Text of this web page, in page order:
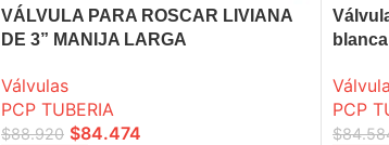
VÁLVULA PARA ROSCAR LIVIANA
DE 3” MANIJA LARGA
Válvulas
PCP TUBERIA
$88.920 $84.474
blanca
PCP
$